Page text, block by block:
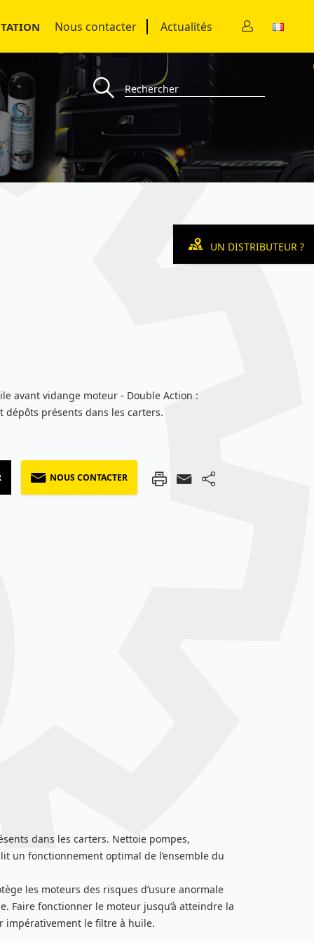
Nous contacter Actualités
avant vidange moteur - Double Action :
dépôts présents dans les carters.
NOUS CONTACTER
dans les carters. Nettoie pompes,
un fonctionnement optimal de l’ensemble du
les moteurs des risques d’usure anormale
Faire fonctionner le moteur jusqu’à atteindre la
impérativement le filtre à huile.
UN DISTRIBUTEUR ?